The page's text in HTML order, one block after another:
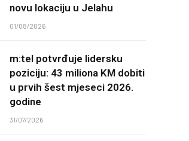
novu lokaciju u Jelahu
01/08/2026
m:tel potvrđuje lidersku
poziciju: 43 miliona KM dobiti
u prvih šest mjeseci 2026.
godine
31/07/2026